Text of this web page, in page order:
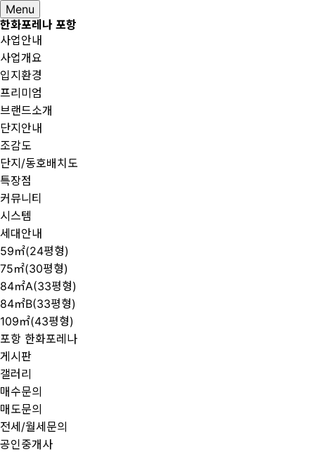
Menu
한화포레나 포항
사업안내
사업개요
입지환경
프리미엄
브랜드소개
단지안내
조감도
단지/동호배치도
특장점
커뮤니티
시스템
세대안내
59㎡(24평형)
75㎡(30평형)
84㎡A(33평형)
84㎡B(33평형)
109㎡(43평형)
포항 한화포레나
게시판
갤러리
매수문의
매도문의
전세/월세문의
공인중개사